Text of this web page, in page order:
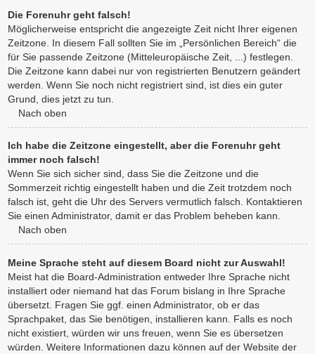
Die Forenuhr geht falsch!
Möglicherweise entspricht die angezeigte Zeit nicht Ihrer eigenen
Zeitzone. In diesem Fall sollten Sie im „Persönlichen Bereich“ die
für Sie passende Zeitzone (Mitteleuropäische Zeit, ...) festlegen.
Die Zeitzone kann dabei nur von registrierten Benutzern geändert
werden. Wenn Sie noch nicht registriert sind, ist dies ein guter
Grund, dies jetzt zu tun.
Nach oben
Ich habe die Zeitzone eingestellt, aber die Forenuhr geht
immer noch falsch!
Wenn Sie sich sicher sind, dass Sie die Zeitzone und die
Sommerzeit richtig eingestellt haben und die Zeit trotzdem noch
falsch ist, geht die Uhr des Servers vermutlich falsch. Kontaktieren
Sie einen Administrator, damit er das Problem beheben kann.
Nach oben
Meine Sprache steht auf diesem Board nicht zur Auswahl!
Meist hat die Board-Administration entweder Ihre Sprache nicht
installiert oder niemand hat das Forum bislang in Ihre Sprache
übersetzt. Fragen Sie ggf. einen Administrator, ob er das
Sprachpaket, das Sie benötigen, installieren kann. Falls es noch
nicht existiert, würden wir uns freuen, wenn Sie es übersetzen
würden. Weitere Informationen dazu können auf der Website der